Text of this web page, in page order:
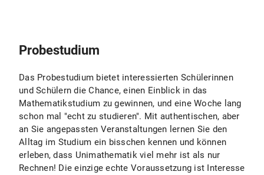
Probestudium
Das Probestudium bietet interessierten Schülerinnen
und Schülern die Chance, einen Einblick in das
Mathematikstudium zu gewinnen, und eine Woche lang
schon mal "echt zu studieren". Mit authentischen, aber
an Sie angepassten Veranstaltungen lernen Sie den
Alltag im Studium ein bisschen kennen und können
erleben, dass Unimathematik viel mehr ist als nur
Rechnen! Die einzige echte Voraussetzung ist Interesse